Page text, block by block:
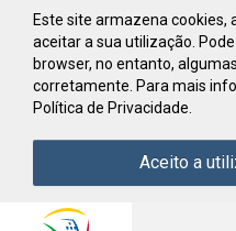
Saltar para conteúdo
Este site armazena cookies,
aceitar a sua utilização.
browser, no entanto,
corretamente. Para mais
Política de Privacidade.
Aceito a
Comite